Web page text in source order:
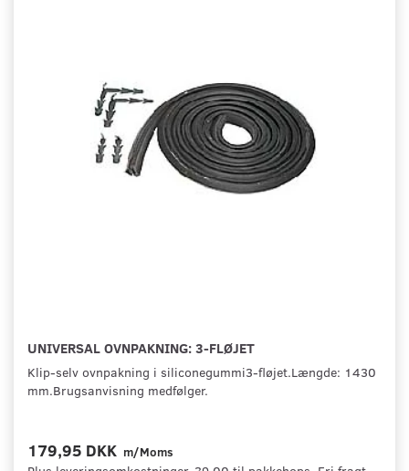
UNIVERSAL OVNPAKNING: 3-FLØJET
Klip-selv ovnpakning i siliconegummi3-fløjet.Længde: 1430
mm.Brugsanvisning medfølger.
179,95 DKK m/Moms